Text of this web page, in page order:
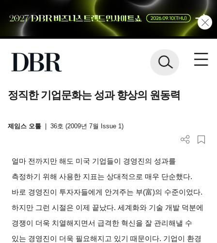
정직한 기업문화는 성과 향상의 원동력
제임스 오툴 36호 (2009년 7월 Issue 1)
얼마 전까지만 해도 미국 기업들이 경영진의 성과를
측정하기 위해 사용한 지표는 상대적으로 매우 단순했다.
바로 경영진이 투자자들에게 안겨주는 부(富)의 수준이었다.
하지만 그런 시절은 이제 끝났다. 세계화와 기술 개발 덕분에
경쟁이 더욱 치열해지면서 급격한 혁신을 잘 관리해낼 수
있는 경영진이 더욱 필요해지고 있기 때문이다. 기업이 환경